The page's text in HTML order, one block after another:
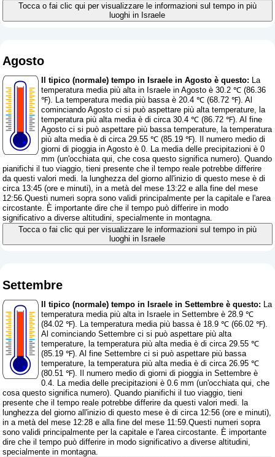
Tocca o fai clic qui per visualizzare le informazioni sul tempo in più
luoghi in Israele
Agosto
Il tipico (normale) tempo in Israele in Agosto è questo: La
temperatura media più alta in Israele in Agosto è 30.2 ℃ (86.36
℉). La temperatura media più bassa è 20.4 ℃ (68.72 ℉). Al
cominciando Agosto ci si può aspettare più alta temperature, la
temperatura più alta media è di circa 30.4 ℃ (86.72 ℉). Al fine
Agosto ci si può aspettare più bassa temperature, la temperatura
più alta media è di circa 29.55 ℃ (85.19 ℉). Il numero medio di
giorni di pioggia in Agosto è 0. La media delle precipitazioni è 0
mm (un'occhiata qui, che cosa questo significa numero). Quando
pianifichi il tuo viaggio, tieni presente che il tempo reale potrebbe differire
da questi valori medi. la lunghezza del giorno all'inizio di questo mese è di
circa 13:45 (ore e minuti), in a metà del mese 13:22 e alla fine del mese
12:56.Questi numeri sopra sono validi principalmente per la capitale e l'area
circostante. È importante dire che il tempo può differire in modo
significativo a diverse altitudini, specialmente in montagna.
Tocca o fai clic qui per visualizzare le informazioni sul tempo in più
luoghi in Israele
Settembre
Il tipico (normale) tempo in Israele in Settembre è questo: La
temperatura media più alta in Israele in Settembre è 28.9 ℃
(84.02 ℉). La temperatura media più bassa è 18.9 ℃ (66.02 ℉).
Al cominciando Settembre ci si può aspettare più alta
temperature, la temperatura più alta media è di circa 29.55 ℃
(85.19 ℉). Al fine Settembre ci si può aspettare più bassa
temperature, la temperatura più alta media è di circa 26.95 ℃
(80.51 ℉). Il numero medio di giorni di pioggia in Settembre è
0.4. La media delle precipitazioni è 0.6 mm (un'occhiata qui, che
cosa questo significa numero). Quando pianifichi il tuo viaggio, tieni
presente che il tempo reale potrebbe differire da questi valori medi. la
lunghezza del giorno all'inizio di questo mese è di circa 12:56 (ore e minuti),
in a metà del mese 12:28 e alla fine del mese 11:59.Questi numeri sopra
sono validi principalmente per la capitale e l'area circostante. È importante
dire che il tempo può differire in modo significativo a diverse altitudini,
specialmente in montagna.